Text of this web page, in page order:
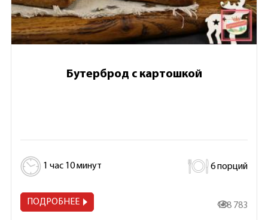
Бутерброд с картошкой
1 час 10 минут 6 порций
ПОДРОБНЕЕ 138 783